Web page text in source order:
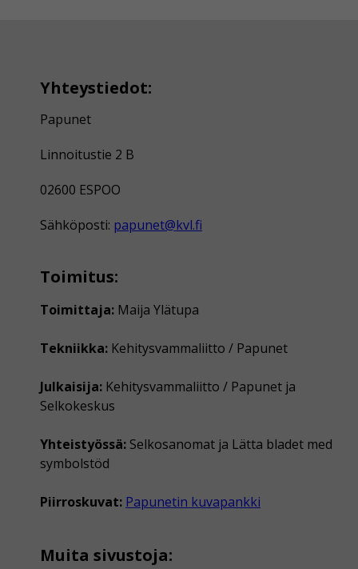
Yhteystiedot:
Papunet
Linnoitustie 2 B
02600 ESPOO
Sähköposti: papunet@kvl.fi
Toimitus:
Toimittaja: Maija Ylätupa
Tekniikka: Kehitysvammaliitto / Papunet
Julkaisija: Kehitysvammaliitto / Papunet ja
Selkokeskus
Yhteistyössä: Selkosanomat ja Lätta bladet med
symbolstöd
Piirroskuvat: Papunetin kuvapankki
Muita sivustoja: